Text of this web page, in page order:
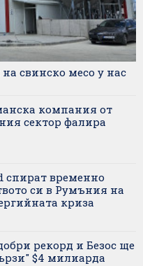
свинско месо у нас
компания от
сектор фалира
спират временно
си в Румъния на
криза
рекорд и Безос ще
$4 милиарда